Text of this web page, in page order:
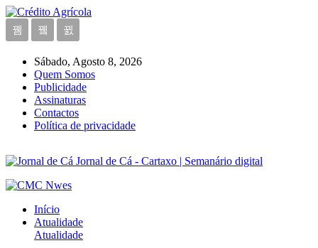
Sábado, Agosto 8, 2026
Quem Somos
Publicidade
Assinaturas
Contactos
Política de privacidade
Jornal de Cá - Cartaxo | Semanário digital
Início
Atualidade
Atualidade